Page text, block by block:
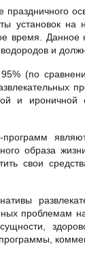
установок
время. Данное
и
(по
и
образа
свои
проблемам